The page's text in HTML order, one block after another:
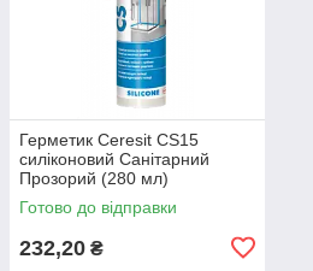
Герметик Ceresit CS15
силіконовий Санітарний
Прозорий (280 мл)
Готово до відправки
232,20 ₴